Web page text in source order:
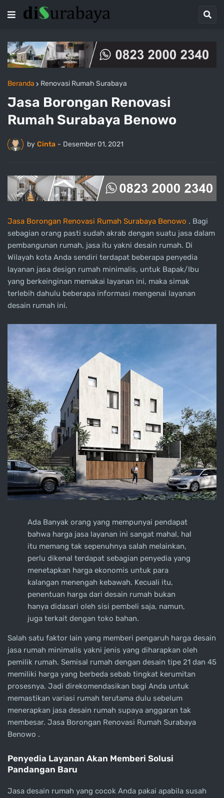
Beranda Renovasi Rumah Surabaya
Jasa Borongan Renovasi
Rumah Surabaya Benowo
by Cinta - Desember 01, 2021
Jasa Borongan Renovasi Rumah Surabaya Benowo . Bagi
sebagian orang pasti sudah akrab dengan suatu jasa dalam
pembangunan rumah, jasa itu yakni desain rumah. Di
Wilayah kota Anda sendiri terdapat beberapa penyedia
layanan jasa design rumah minimalis, untuk Bapak/Ibu
yang berkeinginan memakai layanan ini, maka simak
terlebih dahulu beberapa informasi mengenai layanan
desain rumah ini.
Ada Banyak orang yang mempunyai pendapat
bahwa harga jasa layanan ini sangat mahal, hal
itu memang tak sepenuhnya salah melainkan,
perlu dikenal terdapat sebagian penyedia yang
menetapkan harga ekonomis untuk para
kalangan menengah kebawah. Kecuali itu,
penentuan harga dari desain rumah bukan
hanya didasari oleh sisi pembeli saja, namun,
juga terkait dengan toko bahan.
Salah satu faktor lain yang memberi pengaruh harga desain
jasa rumah minimalis yakni jenis yang diharapkan oleh
pemilik rumah. Semisal rumah dengan desain tipe 21 dan 45
memiliki harga yang berbeda sebab tingkat kerumitan
prosesnya. Jadi direkomendasikan bagi Anda untuk
memastikan variasi rumah terutama dulu sebelum
menerapkan jasa desain rumah supaya anggaran tak
membesar. Jasa Borongan Renovasi Rumah Surabaya
Benowo .
Penyedia Layanan Akan Memberi Solusi
Pandangan Baru
Jasa desain rumah yang cocok Anda pakai apabila susah